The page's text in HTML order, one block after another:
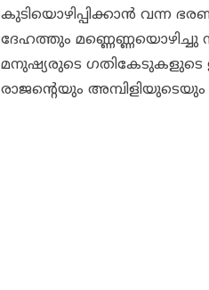
കുടിയൊഴിപ്പിക്കാന്‍ വന്ന
ദേഹത്തും മണ്ണെണ്ണയൊഴിച്ചു
മനുഷ്യരുടെ ഗതികേടുകളുടെ
രാജന്റെയും